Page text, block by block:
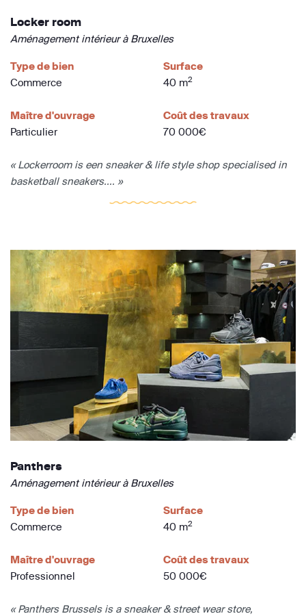
Locker room
Aménagement intérieur à Bruxelles
Type de bien
Commerce
Surface
40 m2
Maître d'ouvrage
Particulier
Coût des travaux
70 000€
« Lockerroom is een sneaker & life style shop specialised in
basketball sneakers.... »
Panthers
Aménagement intérieur à Bruxelles
Type de bien
Commerce
Surface
40 m2
Maître d'ouvrage
Professionnel
Coût des travaux
50 000€
« Panthers Brussels is a sneaker & street wear store,